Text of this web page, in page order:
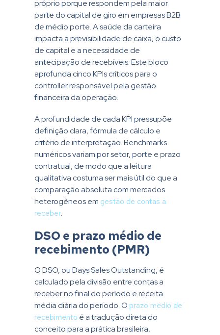
próprio porque respondem pela maior
parte do capital de giro em empresas B2B
de médio porte. A saúde da carteira
impacta a previsibilidade de caixa, o custo
de capital e a necessidade de
antecipação de recebíveis. Este bloco
aprofunda cinco KPIs críticos para o
controller responsável pela gestão
financeira da operação.
A profundidade de cada KPI pressupõe
definição clara, fórmula de cálculo e
critério de interpretação. Benchmarks
numéricos variam por setor, porte e prazo
contratual, de modo que a leitura
qualitativa costuma ser mais útil do que a
comparação absoluta com mercados
heterogêneos em gestão de contas a
receber.
DSO e prazo médio de
recebimento (PMR)
O DSO, ou Days Sales Outstanding, é
calculado pela divisão entre contas a
receber no final do período e receita
média diária do período. O prazo médio de
recebimento é a tradução direta do
conceito para a prática brasileira,